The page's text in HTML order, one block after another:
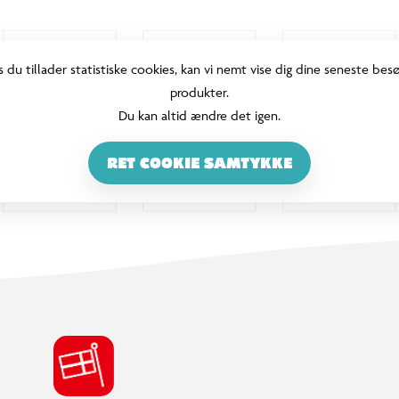
du tillader statistiske cookies, kan vi nemt vise dig dine seneste
produkter.
Du kan altid ændre det igen.
RET COOKIE SAMTYKKE